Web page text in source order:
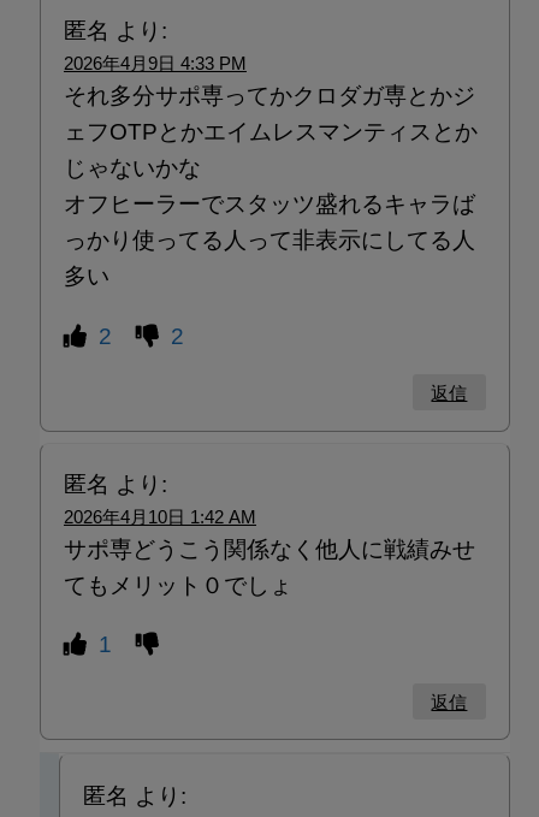
匿名 より:
2026年4月9日 4:33 PM
それ多分サポ専ってかクロダガ専とかジ
ェフOTPとかエイムレスマンティスとか
じゃないかな
オフヒーラーでスタッツ盛れるキャラば
っかり使ってる人って非表示にしてる人
多い
2 2
返信
匿名 より:
2026年4月10日 1:42 AM
サポ専どうこう関係なく他人に戦績みせ
てもメリット０でしょ
1
返信
匿名 より: